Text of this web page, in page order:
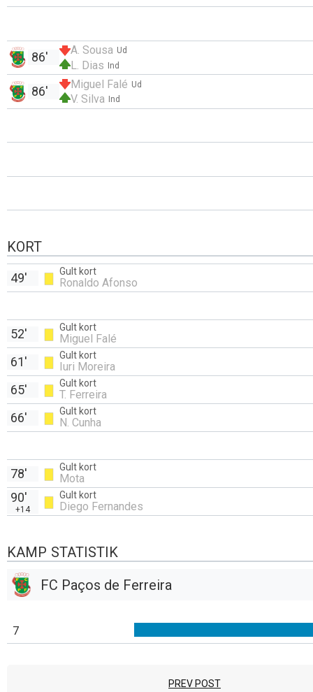
Ud
A. Sousa
Ind
L. Dias
86'
Ud
Miguel Falé
Ind
V. Silva
86'
KORT
Gult kort
Ronaldo Afonso
49'
Gult kort
Miguel Falé
52'
Gult kort
Iuri Moreira
61'
Gult kort
T. Ferreira
65'
Gult kort
N. Cunha
66'
Gult kort
Mota
78'
Gult kort
Diego Fernandes
90'
+14
KAMP STATISTIK
FC Paços de Ferreira
7
PREV POST